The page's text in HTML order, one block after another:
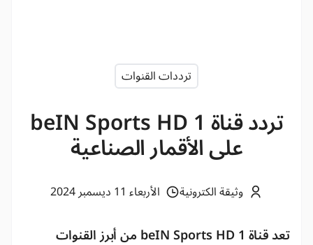
ترددات القنوات
تردد قناة beIN Sports HD 1
على الأقمار الصناعية
وثيقة الكترونية الأربعاء 11 ديسمبر 2024
تعد قناة beIN Sports HD 1من أبرز القنوات